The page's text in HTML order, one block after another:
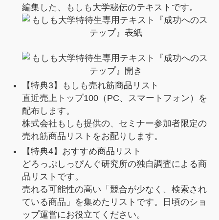
編集した、もしも大学秘伝のテキストです。
【特典3】もしも売れ筋商品リスト
直近売上トップ100（PC、スマートフォン）
を
配布します。
株式会社もしも提供の、セミナー参加者限定の
売れ筋商品リストをお配りします。
【特典4】おすすめ商品リスト
どろっぷしっぴんぐ研究所の独自調査による商
品リストです。
売れる可能性の高い「競合が少なく、検索され
ている商品」を集めたリストです。日頃のショ
ップ運営にお役立てください。